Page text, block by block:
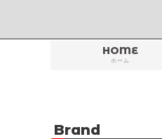
HOME
ホーム
Brand